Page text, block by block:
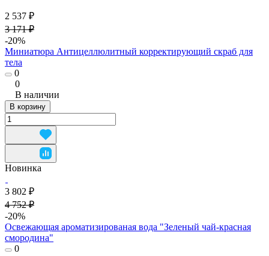
2 537 ₽
3 171 ₽
-20%
Миниатюра Антицеллюлитный корректирующий скраб для
тела
0
0
В наличии
В корзину
Новинка
3 802 ₽
4 752 ₽
-20%
Освежающая ароматизированая вода "Зеленый чай-красная
смородина"
0